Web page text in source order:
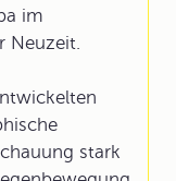
im
Neuzeit.
stark